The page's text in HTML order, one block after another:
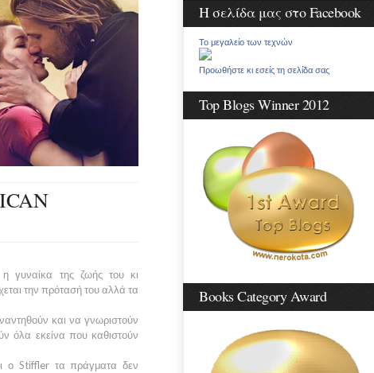
γυναίκα της ζωής του κι
την πρότασή του αλλά τα
και να γνωριστούν
όλα εκείνα που καθιστούν
ο Stifflerτα πράγματα δεν
Η σελίδα μας στο Facebook
Το μεγαλείο των τεχνών
Προωθήστε κι εσείς τη σελίδα σας
Top Blogs Winner 2012
Books Category Award